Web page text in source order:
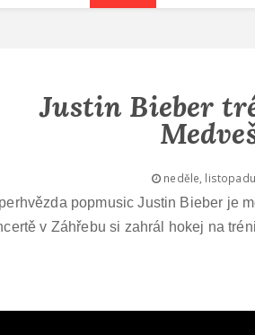
Justin Bieber
neděle,
popmusic Justin Bieber je
v Záhřebu si zahrál hokej na